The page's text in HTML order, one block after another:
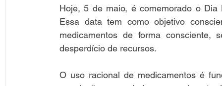
Hoje, 5 de maio, é comemorado o
Essa data tem como objetivo
medicamentos de forma
desperdício de recursos.
O uso racional de medicamentos é